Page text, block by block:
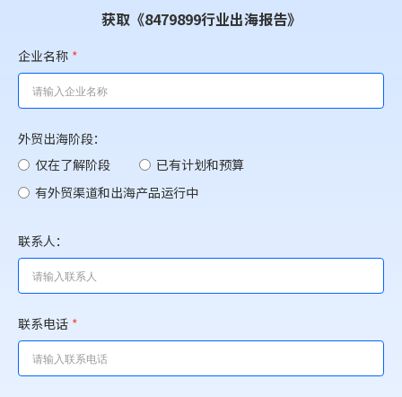
获取《8479899行业出海报告》
企业名称 *
外贸出海阶段：
仅在了解阶段
已有计划和预算
有外贸渠道和出海产品运行中
联系人：
联系电话 *